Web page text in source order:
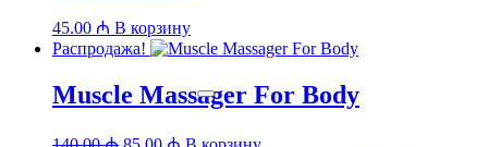
45.00 ₼ В корзину
Распродажа!
Muscle Massager For Body
Первоначальная
Текущая